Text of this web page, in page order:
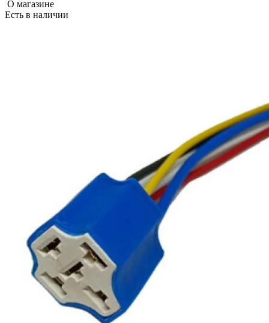
О магазине
Есть в наличии